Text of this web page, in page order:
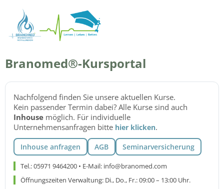
Branomed®-Kursportal
Nachfolgend finden Sie unsere aktuellen Kurse.
Kein passender Termin dabei? Alle Kurse sind auch
Inhouse möglich. Für individuelle
Unternehmensanfragen bitte hier klicken.
Inhouse anfragen AGB Seminarversicherung
Tel.: 05971 9464200 • E-Mail: info@branomed.com
Öffnungszeiten Verwaltung: Di., Do., Fr.: 09:00 – 13:00 Uhr.